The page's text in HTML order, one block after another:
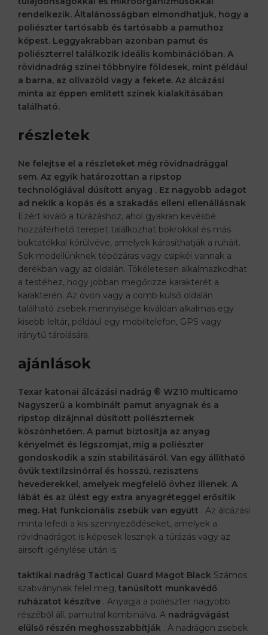
rendelkezik. Általánosságban elmondhatjuk, hogy a
poliészter tartósabb és tartósabb a pamuthoz
képest. Leggyakrabban azonban pamut és
poliészterrel találkozik ideális kombinációban. A
rövidnadrág színei többnyire földesek, mint például
a barna, az olívazöld vagy a fekete. Az álcázási
minta az éppen említett színek kialakításában
található.
részletek
Ne felejtse el a részleteket még rövidnadrággal
sem. Az egyik határozottan a ripstop
technológiával dúsított anyag . Ez nagyobb adagot
ad nekik a kopás és a szakadás elleni ellenállásnak .
Ezért kiváló a túrázáshoz, ahol gyakran kevésbé
hozzáférhető terepet találkozhat bokrokkal és más
buktatókkal körülvéve, amelyek károsíthatják a ruháit.
Sok modellünknek tépőzáras vagy csipkéi vannak a
derékban vagy az oldalán. Tökéletesen alkalmazkodhat
a testéhez, hogy jobban megőrizze karakterét a
karakterén. Az övön vagy a comb külső oldalán
található zsebek mennyisége kiválóan alkalmas egy
kisebb leltár, például egy mobiltelefon, GPS vagy
iránytű tárolására.
ajánlások
Texar katonai álcázási nadrág ® WZ10 multicamo
Nagyszerű a kombinált pamut anyagnak és a
ripstop dizájnnal dúsított poliészternek
köszönhetően. A pamut biztosítja az anyag
kényelmét és légszomjat, míg a poliészter
gondoskodik a szín stabilitásáról. Van egy állítható
övük textilzsinórral és hosszú, rezisztens
hevederekkel, amelyek megfelelő övhez illenek. A
lábát és az ülést egy extra anyagréteggel erősítik
meg. Hat funkcionális zsebük van együtt . Az álcázási
minta lefedi a kis szennyeződéseket, amelyek a
rövidnadrágot is képesek lesznek a túrázás vagy az
airsoft igénylése után is.
taktikai nadrág Tactical Guard Magot Black Számos
szabványnak felel meg, tanúsított munkavédő
ruházatot készítve . Anyagja a poliészter nagyobb
részéből áll, pamutral kombinálva. A nadrágvágást
elülső részén meghosszabbítják . A nadrágon zsebek